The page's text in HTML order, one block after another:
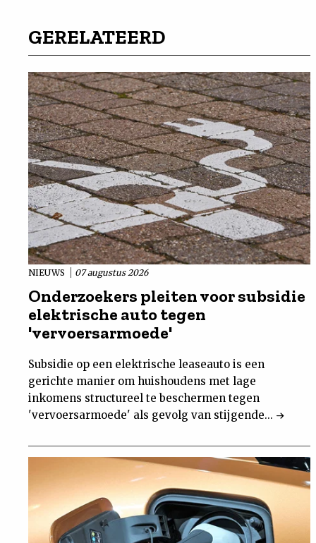
GERELATEERD
NIEUWS 07 augustus 2026
Onderzoekers pleiten voor subsidie
elektrische auto tegen
'vervoersarmoede'
Subsidie op een elektrische leaseauto is een
gerichte manier om huishoudens met lage
inkomens structureel te beschermen tegen
'vervoersarmoede' als gevolg van stijgende...